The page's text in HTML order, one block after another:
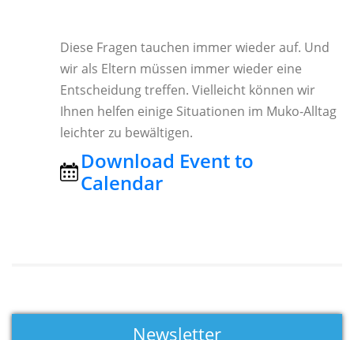
Diese Fragen tauchen immer wieder auf. Und
wir als Eltern müssen immer wieder eine
Entscheidung treffen. Vielleicht können wir
Ihnen helfen einige Situationen im Muko-Alltag
leichter zu bewältigen.
Download Event to
Calendar
Newsletter